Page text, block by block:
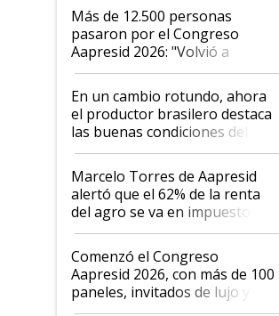
Más de 12.500 personas
pasaron por el Congreso
Aapresid 2026: "Volvió a
demostrar que hablar del
suelo es hablar de todo el
sistema productivo"
En un cambio rotundo, ahora
el productor brasilero destaca
las buenas condiciones del
agro argentino para invertir:
"Los veo más motivados"
Marcelo Torres de Aapresid
alertó que el 62% de la renta
del agro se va en impuestos:
"No es bueno que en
Argentina se sigan discutiendo
las mismas cosas de hace 50
años"
Comenzó el Congreso
Aapresid 2026, con más de 100
paneles, invitados de lujo y
todas las tendencias